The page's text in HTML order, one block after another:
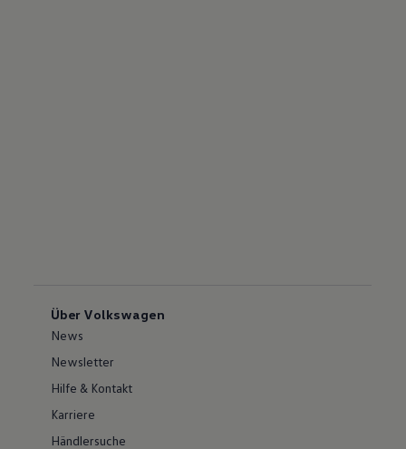
Über Volkswagen
News
Newsletter
Hilfe & Kontakt
Karriere
Händlersuche